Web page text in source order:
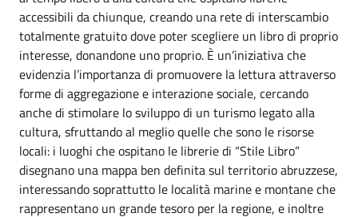
accessibili da chiunque, creando una rete di interscambio
totalmente gratuito dove poter scegliere un libro di proprio
interesse, donandone uno proprio. È un’iniziativa che
evidenzia l’importanza di promuovere la lettura attraverso
forme di aggregazione e interazione sociale, cercando
anche di stimolare lo sviluppo di un turismo legato alla
cultura, sfruttando al meglio quelle che sono le risorse
locali: i luoghi che ospitano le librerie di “Stile Libro”
disegnano una mappa ben definita sul territorio abruzzese,
interessando soprattutto le località marine e montane che
rappresentano un grande tesoro per la regione, e inoltre